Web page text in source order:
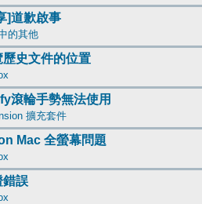
]道歉啟事
的其他
歷史文件的位置
滾輪手勢無法使用
擴充套件
Mac 全螢幕問題
錯誤